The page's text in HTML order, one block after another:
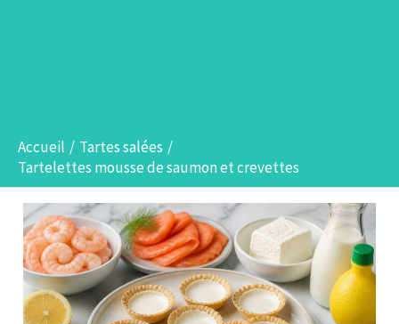
Accueil
Tartes salées
Tartelettes mousse de saumon et crevettes